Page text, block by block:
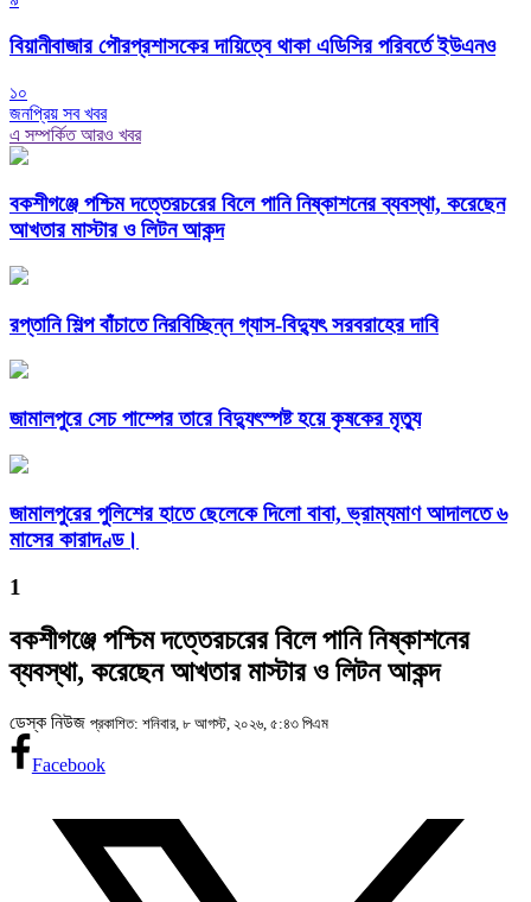
বিয়ানীবাজার পৌরপ্রশাসকের দায়িত্বে থাকা এডিসির পরিবর্তে ইউএনও
১০
জনপ্রিয় সব খবর
এ সম্পর্কিত আরও খবর
বকশীগঞ্জে পশ্চিম দত্তেরচরের বিলে পানি নিষ্কাশনের ব্যবস্থা, করেছেন
আখতার মাস্টার ও লিটন আকন্দ
রপ্তানি শিল্প বাঁচাতে নিরবিচ্ছিন্ন গ্যাস-বিদ্যুৎ সরবরাহের দাবি
জামালপুরে সেচ পাম্পের তারে বিদ্যুৎস্পষ্ট হয়ে কৃষকের মৃত্যু
জামালপুরের পুলিশের হাতে ছেলেকে দিলো বাবা, ভ্রাম্যমাণ আদালতে ৬
মাসের কারাদণ্ড।
1
বকশীগঞ্জে পশ্চিম দত্তেরচরের বিলে পানি নিষ্কাশনের
ব্যবস্থা, করেছেন আখতার মাস্টার ও লিটন আকন্দ
ডেস্ক নিউজ প্রকাশিত: শনিবার, ৮ আগস্ট, ২০২৬, ৫:৪৩ পিএম
Facebook